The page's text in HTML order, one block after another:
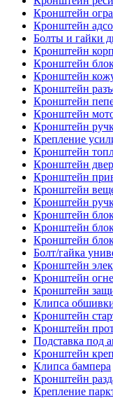
Кронштейн
Кронштейн
Болты и гайки
Кронштейн
Кронштейн
Кронштейн
Кронштейн
Кронштейн
Кронштейн
Кронштейн
Крепление
Кронштейн
Кронштейн
Кронштейн
Кронштейн
Кронштейн
Кронштейн
Кронштейн
Кронштейн
Болт/гайка
Кронштейн
Кронштейн
Кронштейн
Клипса
Кронштейн
Кронштейн
Подставка под
Кронштейн
Клипса бампера
Кронштейн
Крепление